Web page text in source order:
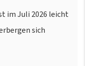
im Juli 2026 leicht
sich